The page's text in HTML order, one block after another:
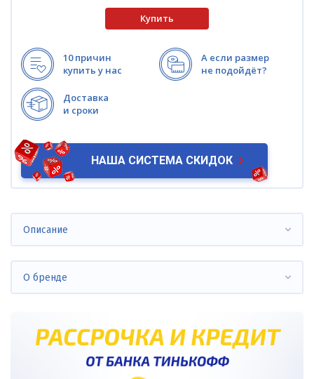
10 причин
купить у нас
А если размер
не подойдёт?
Доставка
и сроки
НАША СИСТЕМА СКИДОК
Описание
О бренде